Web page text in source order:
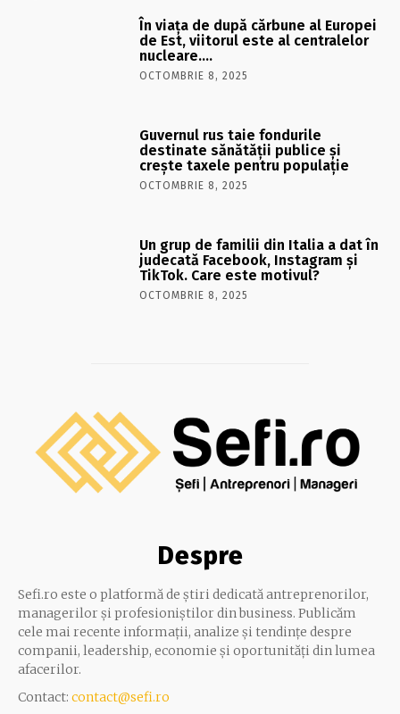
În viaţa de după cărbune al Europei
de Est, viitorul este al centralelor
nucleare….
OCTOMBRIE 8, 2025
Guvernul rus taie fondurile
destinate sănătății publice și
crește taxele pentru populație
OCTOMBRIE 8, 2025
Un grup de familii din Italia a dat în
judecată Facebook, Instagram și
TikTok. Care este motivul?
OCTOMBRIE 8, 2025
Despre
Sefi.ro este o platformă de știri dedicată antreprenorilor,
managerilor și profesioniștilor din business. Publicăm
cele mai recente informații, analize și tendințe despre
companii, leadership, economie și oportunități din lumea
afacerilor.
Contact: contact@sefi.ro